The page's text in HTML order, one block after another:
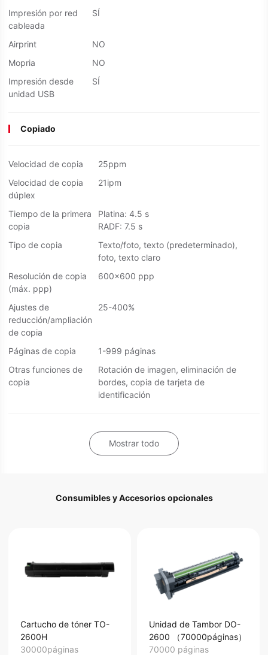
Impresión por red
cableada
SÍ
Airprint
NO
Mopria
NO
Impresión desde
unidad USB
SÍ
Copiado
Velocidad de copia
25ppm
Velocidad de copia
dúplex
21ipm
Tiempo de la primera
copia
Platina: 4.5 s
RADF: 7.5 s
Tipo de copia
Texto/foto, texto (predeterminado),
foto, texto claro
Resolución de copia
(máx. ppp)
600×600 ppp
Ajustes de
reducción/ampliación
de copia
25-400%
Páginas de copia
1-999 páginas
Otras funciones de
copia
Rotación de imagen, eliminación de
bordes, copia de tarjeta de
identificación
Mostrar todo
Consumibles y Accesorios opcionales
Cartucho de tóner TO-
2600H
30000páginas
Unidad de Tambor DO-
2600 （70000páginas）
70000 páginas